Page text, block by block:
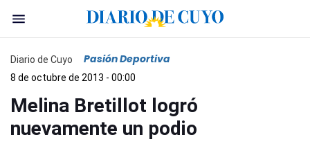
Diario de Cuyo Pasión Deportiva
8 de octubre de 2013 - 00:00
Melina Bretillot logró
nuevamente un podio